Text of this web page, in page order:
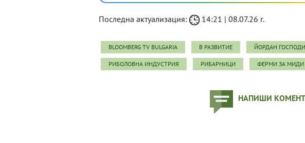
Последна актуализация: 14:21 | 08.07.26 г.
BLOOMBERG TV BULGARIA В РАЗВИТИЕ ЙОРДАН
РИБОЛОВНА ИНДУСТРИЯ РИБАРНИЦИ ФЕРМИ ЗА МИДИ
НАПИШИ